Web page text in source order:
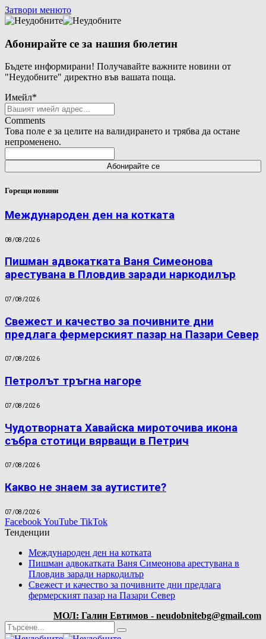
Затвори менюто
Абонирайте се за нашия бюлетин
Бъдете информирани! Получавайте важните новини от
"Неудобните" директно във вашата поща.
Имейл*
Comments
Това поле е за целите на валидирането и трябва да остане
непроменено.
Горещи новини
Международен ден на котката
08/08/2026
Пишман адвокатката Ваня Симеонова
арестувана в Пловдив заради наркодилър
07/08/2026
Свежест и качество за почивните дни
предлага фермерският пазар на Пазари Север
07/08/2026
Петролът тръгна нагоре
07/08/2026
Чудотворната Хавайска мироточива икона
събра стотици вярващи в Петрич
07/08/2026
Какво не знаем за аутистите?
07/08/2026
FacebookYouTube TikTok
Тенденции
Международен ден на котката
Пишман адвокатката Ваня Симеонова арестувана в
Пловдив заради наркодилър
Свежест и качество за почивните дни предлага
фермерският пазар на Пазари Север
МОЛ: Галин Евтимов - neudobnitebg@gmail.com